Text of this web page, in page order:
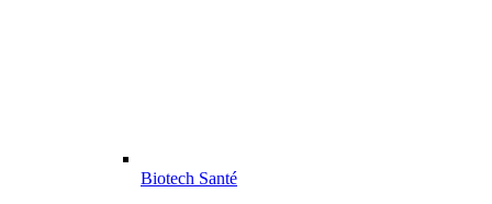
Biotech Santé